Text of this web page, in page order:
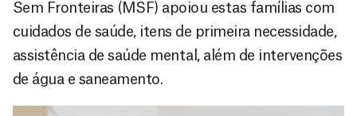
Sem Fronteiras (MSF) apoiou estas famílias com
cuidados de saúde, itens de primeira necessidade,
assistência de saúde mental, além de intervenções
de água e saneamento.